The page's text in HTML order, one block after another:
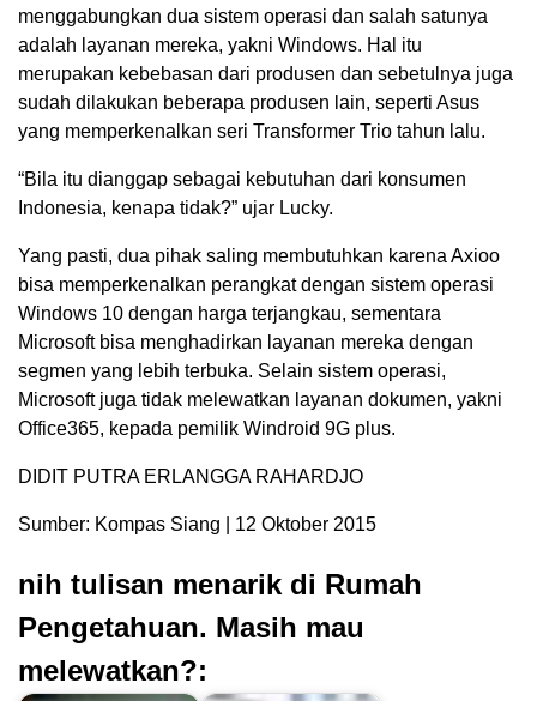
menggabungkan dua sistem operasi dan salah satunya
adalah layanan mereka, yakni Windows. Hal itu
merupakan kebebasan dari produsen dan sebetulnya juga
sudah dilakukan beberapa produsen lain, seperti Asus
yang memperkenalkan seri Transformer Trio tahun lalu.
“Bila itu dianggap sebagai kebutuhan dari konsumen
Indonesia, kenapa tidak?” ujar Lucky.
Yang pasti, dua pihak saling membutuhkan karena Axioo
bisa memperkenalkan perangkat dengan sistem operasi
Windows 10 dengan harga terjangkau, sementara
Microsoft bisa menghadirkan layanan mereka dengan
segmen yang lebih terbuka. Selain sistem operasi,
Microsoft juga tidak melewatkan layanan dokumen, yakni
Office365, kepada pemilik Windroid 9G plus.
DIDIT PUTRA ERLANGGA RAHARDJO
Sumber: Kompas Siang | 12 Oktober 2015
nih tulisan menarik di Rumah
Pengetahuan. Masih mau
melewatkan?: